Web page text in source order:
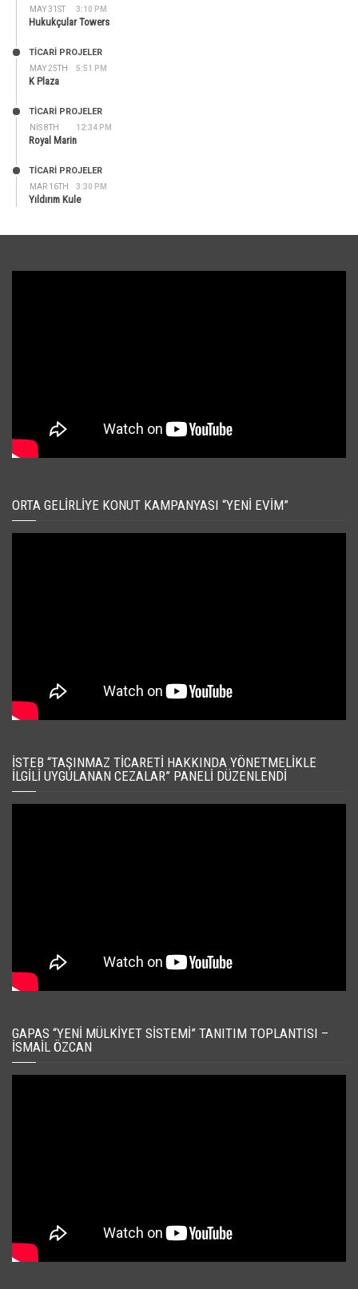
MAY 31ST 3:10 PM
Hukukçular Towers
MAY 25TH 5:51 PM
TİCARİ PROJELER
K Plaza
NIS 8TH 12:34 PM
TİCARİ PROJELER
Royal Marin
MAR 16TH 3:30 PM
TİCARİ PROJELER
Yıldırım Kule
ORTA GELIRLIYE KONUT KAMPANYASI “YENI EVIM”
İSTEB “TAŞINMAZ TICARETI HAKKINDA YÖNETMELIKLE
İLGILI UYGULANAN CEZALAR” PANELI DÜZENLENDI
GAPAS “YENI MÜLKIYET SISTEMI” TANITIM TOPLANTISI –
İSMAIL ÖZCAN